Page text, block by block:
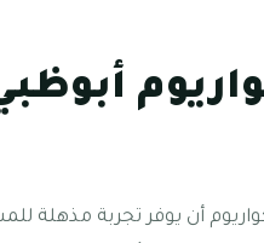
أن يوفر تجربة مذهلة